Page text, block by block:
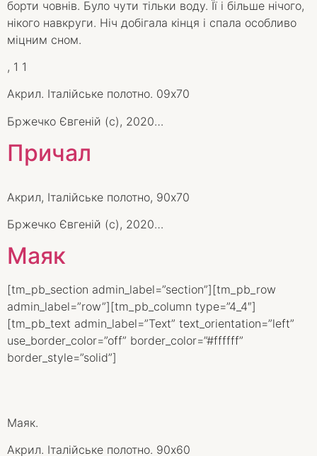
борти човнів. Було чути тільки воду. Її і більше нічого,
нікого навкруги. Ніч добігала кінця і спала особливо
міцним сном.
, 1 1
Акрил. Італійське полотно. 09х70
Бржечко Євгеній (с), 2020…
Причал
Акрил, Італійське полотно, 90х70
Бржечко Євгеній (с), 2020…
Маяк
[tm_pb_section admin_label=”section”][tm_pb_row
admin_label=”row”][tm_pb_column type=”4_4″]
[tm_pb_text admin_label=”Text” text_orientation=”left”
use_border_color=”off” border_color=”#ffffff”
border_style=”solid”]
Маяк.
Акрил. Італійське полотно. 90х60